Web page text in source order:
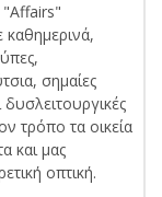
"Affairs"
καθημερινά,
σημαίες
τρόπο τα οικεία
και μας
οπτική.